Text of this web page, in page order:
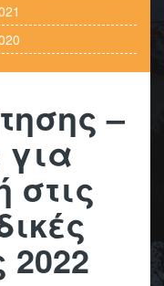
–
στις
2022